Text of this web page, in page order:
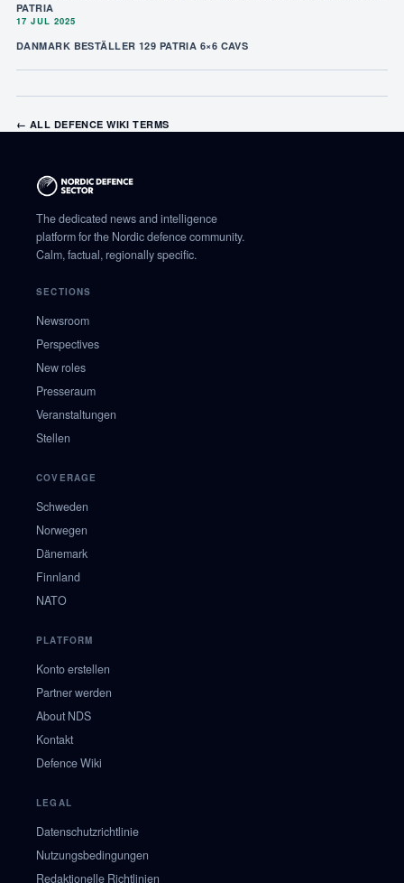
PATRIA
17 JUL 2025
DANMARK BESTÄLLER 129 PATRIA 6×6 CAVS
← ALL DEFENCE WIKI TERMS
The dedicated news and intelligence
platform for the Nordic defence community.
Calm, factual, regionally specific.
SECTIONS
Newsroom
Perspectives
New roles
Presseraum
Veranstaltungen
Stellen
COVERAGE
Schweden
Norwegen
Dänemark
Finnland
NATO
PLATFORM
Konto erstellen
Partner werden
About NDS
Kontakt
Defence Wiki
LEGAL
Datenschutzrichtlinie
Nutzungsbedingungen
Redaktionelle Richtlinien